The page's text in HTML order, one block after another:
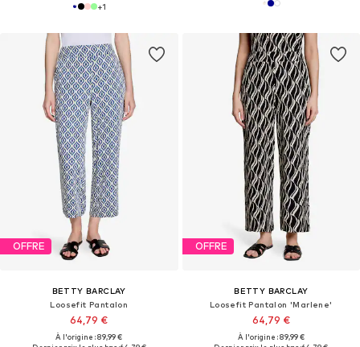
+1
OFFRE
BETTY BARCLAY
Loosefit Pantalon
64,79 €
À l'origine : 89,99 €
OFFRE
BETTY BARCLAY
Loosefit Pantalon 'Marlene'
64,79 €
À l'origine : 89,99 €